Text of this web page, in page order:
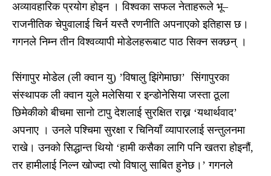
अव्यावहारिक प्रयोग होइन । विश्वका सफल नेताहरूले भू–
राजनीतिक चेपुवालाई चिर्न यस्तै रणनीति अपनाएको इतिहास छ।
गगनले निम्न तीन विश्वव्यापी मोडेलहरूबाट पाठ सिक्न सक्छन् ।
सिंगापुर मोडेल (ली क्वान यु) ’विषालु झिंगेमाछा’ सिंगापुरका
संस्थापक ली क्वान युले मलेसिया र इन्डोनेसिया जस्ता ठूला
छिमेकीको बीचमा सानो टापु देशलाई सुरक्षित राख्न ‘यथार्थवाद’
अपनाए । उनले पश्चिमा सुरक्षा र चिनियाँ व्यापारलाई सन्तुलनमा
राखे। उनको सिद्धान्त थियो ‘हामी कसैका लागि पनि खतरा होइनौं,
तर हामीलाई निल्न खोज्दा त्यो विषालु साबित हुनेछ।’ गगनले